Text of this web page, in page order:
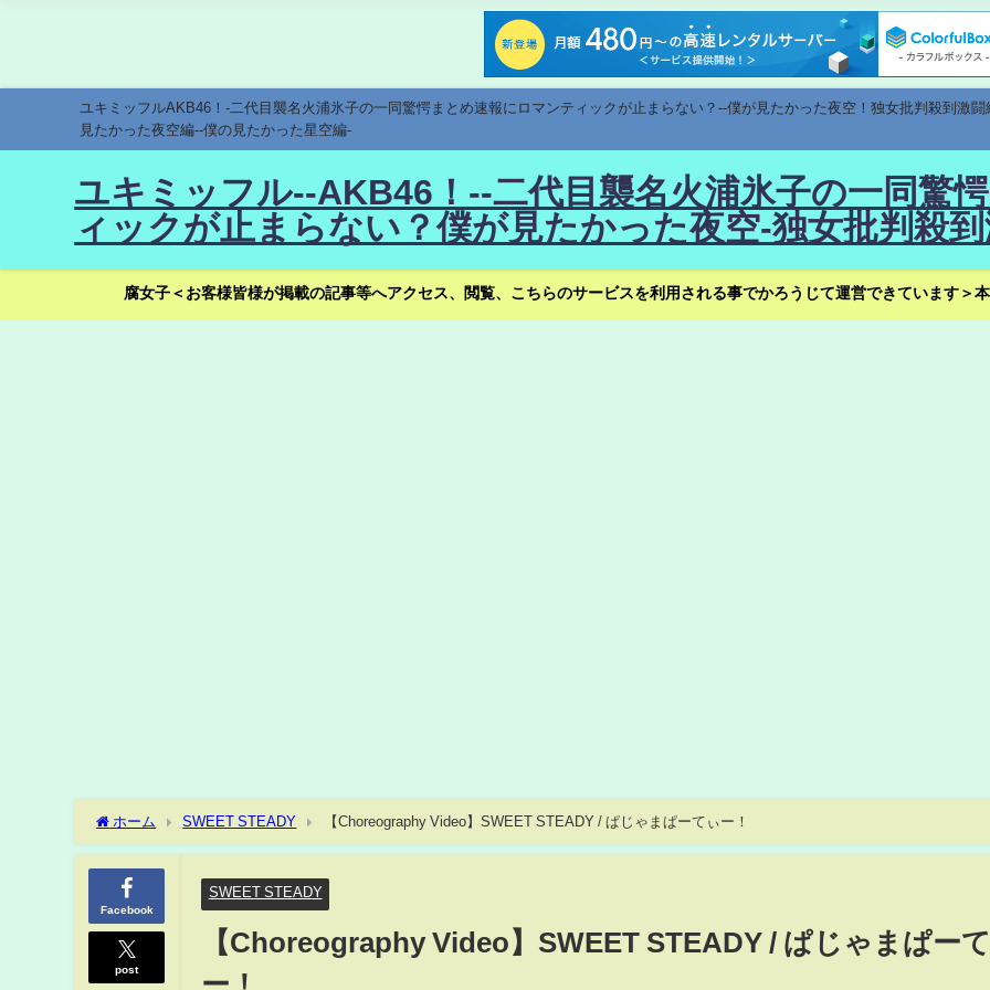
ユキミッフルAKB46！-二代目襲名火浦氷子の一同驚愕まとめ速報にロマンティックが止まらない？--僕が見たかった夜空！独女批判殺到激
見たかった夜空編--僕の見たかった星空編-
ユキミッフル--AKB46！--二代目襲名火浦氷子の一同驚
ィックが止まらない？僕が見たかった夜空-独女批判殺
腐女子＜お客様皆様が掲載の記事等へアクセス、閲覧、こちらのサービスを利用される事でかろうじて運営できています＞
ホーム SWEET STEADY 【Choreography Video】SWEET STEADY / ぱじゃまぱーてぃー！
Facebook
post
SWEET STEADY
【Choreography Video】SWEET STEADY / ぱじゃまぱー
ー！